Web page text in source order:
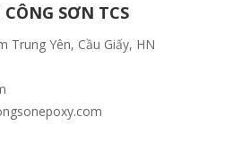
SƠN TCS
Trung Yên, Cầu Giấy, HN